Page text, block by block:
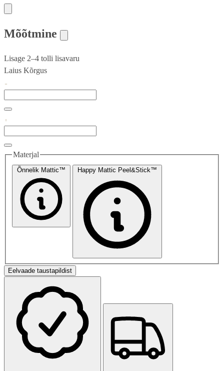
Mõõtmine
Lisage 2–4 tolli lisavaru
Laius Kõrgus
Materjal
Õnnelik Mattic™ Happy Mattic Peel&Stick™
Eelvaade taustapildist